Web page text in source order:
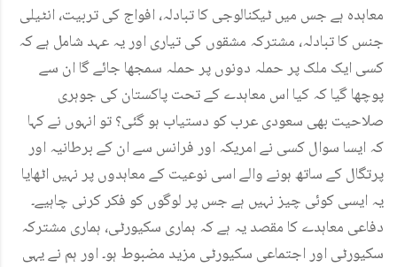
معاہدہ ہے جس میں ٹیکنالوجی کا تبادلہ، افواج کی تربیت، انٹیلی
جنس کا تبادلہ، مشترکہ مشقوں کی تیاری اور یہ عہد شامل ہے کہ
کسی ایک ملک پر حملہ دونوں پر حملہ سمجھا جائے گا ان سے
پوچھا گیا کہ کیا اس معاہدے کے تحت پاکستان کی جوہری
صلاحیت بھی سعودی عرب کو دستیاب ہو گئی؟ تو انہوں نے کہا
کہ ایسا سوال کسی نے امریکہ اور فرانس سے ان کے برطانیہ اور
پرتگال کے ساتھ ہونے والے اسی نوعیت کے معاہدوں پر نہیں اٹھایا
یہ ایسی کوئی چیز نہیں ہے جس پر لوگوں کو فکر کرنی چاہیے۔
دفاعی معاہدے کا مقصد یہ ہے کہ ہماری سکیورٹی، ہماری مشترکہ
سکیورٹی اور اجتماعی سکیورٹی مزید مضبوط ہو۔ اور ہم نے یہی